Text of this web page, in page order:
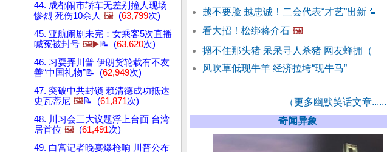
44. 成都闹市轿车无差别撞人现场
惨烈 死伤10余人 🖼️ (63,799次)
45. 亚航闹剧未完：女乘客5次直播
喊冤被封号 🖼️▶️📝 (63,620次)
46. 习耍弄川普 伊朗货轮载有不友
善“中国礼物”📝 (62,949次)
47. 突破中共封锁 赖清德成功抵达
史瓦蒂尼 🖼️📝 (61,871次)
48. 川习会三大议题浮上台面 台湾
居首位 🖼️ (61,491次)
49. 白宫记者晚宴爆枪响 川普公布
越不要脸 越忠诚！二会代表“才艺”出新📝
看大招！松绑蒋介石 🖼️
摁不住那头猪 呆呆寻人杀猪 网友蜂拥（
风吹草低现牛羊 经济拉垮“现牛马”
（更多幽默笑话文章......
奇闻异象